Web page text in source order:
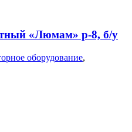
«Люмам» р-8, б/у
оборудование,